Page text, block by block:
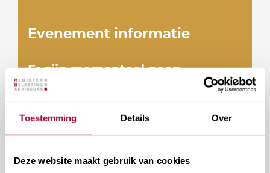
Toestemming Details Over
Deze website maakt gebruik van cookies
Evenement informatie
Er zijn momenteel geen
momenten gepland. Kijk op een
later moment nog eens.